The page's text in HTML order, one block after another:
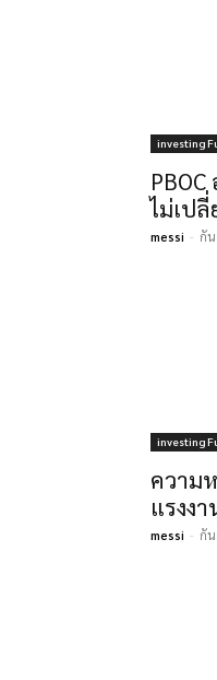
investing
ไม่เป
messi - กั
investing
ความ
แรงงา
messi - กั